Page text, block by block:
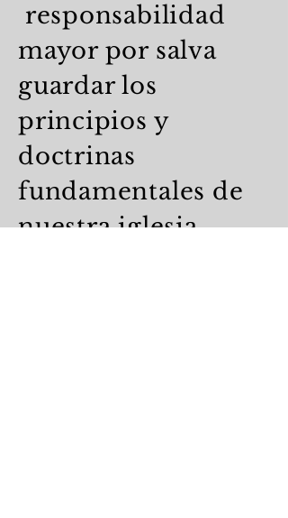
responsabilidad
mayor por salva
guardar los
principios y
doctrinas
fundamentales de
nuestra iglesia.